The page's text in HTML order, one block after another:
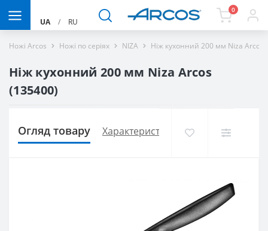
UA / RU
0
Ножі Arcos Ножі по серіях NIZA Ніж кухонний 200 мм Niza Arcos
Ніж кухонний 200 мм Niza Arcos
(135400)
Огляд товару Характеристики Доставка і